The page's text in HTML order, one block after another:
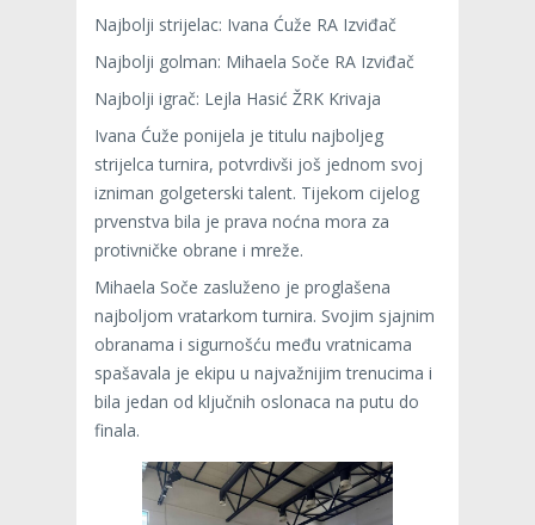
Najbolji strijelac: Ivana Ćuže RA Izviđač
Najbolji golman: Mihaela Soče RA Izviđač
Najbolji igrač: Lejla Hasić ŽRK Krivaja
Ivana Ćuže ponijela je titulu najboljeg
strijelca turnira, potvrdivši još jednom svoj
izniman golgeterski talent. Tijekom cijelog
prvenstva bila je prava noćna mora za
protivničke obrane i mreže.
Mihaela Soče zasluženo je proglašena
najboljom vratarkom turnira. Svojim sjajnim
obranama i sigurnošću među vratnicama
spašavala je ekipu u najvažnijim trenucima i
bila jedan od ključnih oslonaca na putu do
finala.